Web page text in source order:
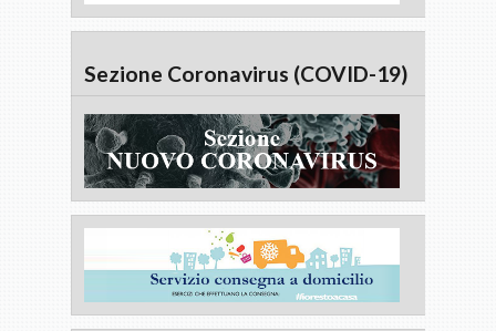
Sezione Coronavirus (COVID-19)